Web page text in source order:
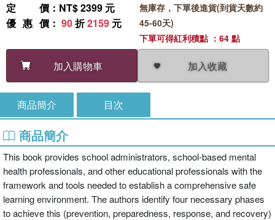
定價 ：NT$ 2399 元
優惠價 ： 90折2159 元
加入購物車 加入收藏
無庫存，下單後進貨(到貨天數約
45-60天)
下單可得紅利積點 ：64 點
商品簡介 目次
商品簡介
This book provides school administrators, school-based mental
health professionals, and other educational professionals with the
framework and tools needed to establish a comprehensive safe
learning environment. The authors identify four necessary phases
to achieve this (prevention, preparedness, response, and recovery)